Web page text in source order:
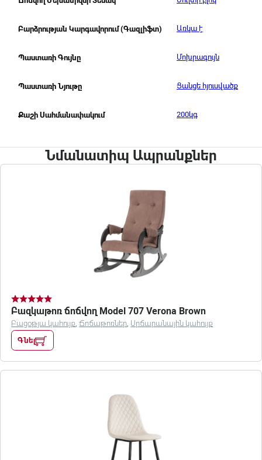
Բարձրության Կարգավորում (Գազլիֆտ) Առկա է
Պաստառի Գույնը Մոխրագույն
Պաստառի Նյութը Ցանցե հյուսվածք
Քաշի Սահմանափակում 200կգ
Նմանատիպ Ապրանքներ
Բազկաթոռ ճոճվող Model 707 Verona Brown
Բացօթյա կահույք,Ճոճաթոռներ, Սրճարանային կահույք
Գնել